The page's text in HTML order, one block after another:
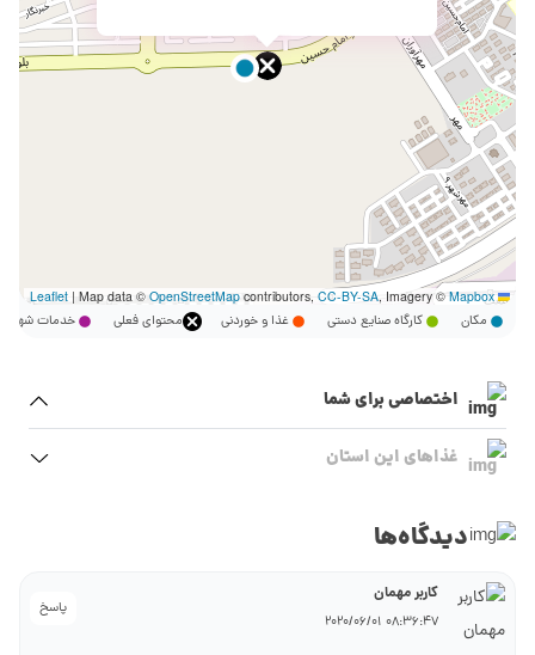
Leaflet
| Map data © OpenStreetMapcontributors, CC-BY-SA, Imagery © Mapbox
مکان کارگاه صنایع دستی غذا و خوردنی محتوای فعلی خدمات
اختصاصی برای شما
غذاهای این استان
دیدگاه‌ها
پاسخ
کاربر مهمان
08:36:47 2020/06/01